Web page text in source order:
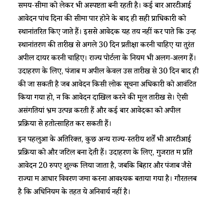
​​समय-सीमा को लेकर भी अस्पष्टता बनी रहती है। कई बार आरटीआई
आवेदन पांच दिनों की सीमा पार होने के बाद ही सही प्राधिकारी को
स्थानांतरित किए जाते हैं। इससे आवेदक यह तय नहीं कर पाते कि उन्हें
स्थानांतरण की तारीख से अगले 30 दिन प्रतीक्षा करनी चाहिए या तुरंत
अपील दायर करनी चाहिए। राज्य पोर्टलों के नियम भी अलग-अलग हैं।
उदाहरण के लिए, पंजाब में अपील केवल उस तारीख से 30 दिन बाद ही
की जा सकती है जब आवेदन किसी लोक सूचना अधिकारी को आवंटित
किया गया हो, न कि आवेदन दाखिल करने की मूल तारीख से। ऐसी
असंगतियां भ्रम उत्पन्न करती हैं और कई बार आवेदकों को अपील
प्रक्रिया से हतोत्साहित कर सकती हैं।​
​​इन पहलुओं के अतिरिक्त, कुछ अन्य राज्य-स्तरीय शर्तें भी आरटीआई
प्रक्रिया को और जटिल बना देती हैं। उदाहरण के लिए, गुजरात में प्रति
आवेदन 20 रुपए शुल्क लिया जाता है, जबकि बिहार और पंजाब जैसे
राज्यों में आधार विवरण जमा करना आवश्यक बताया गया है। गौरतलब
है कि अधिनियम के तहत ये अनिवार्य नहीं है।​